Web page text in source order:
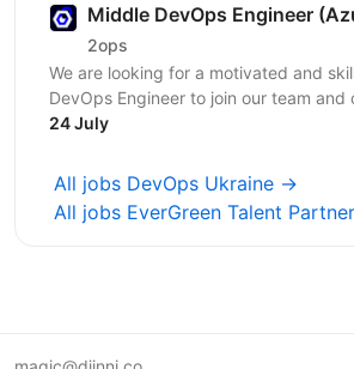
Middle DevOps Engineer
2ops
We are looking for a motivated and
DevOps Engineer to join our team
innovative client projects. This role is
24 July
All jobs DevOps Ukraine →
All jobs EverGreen Talent